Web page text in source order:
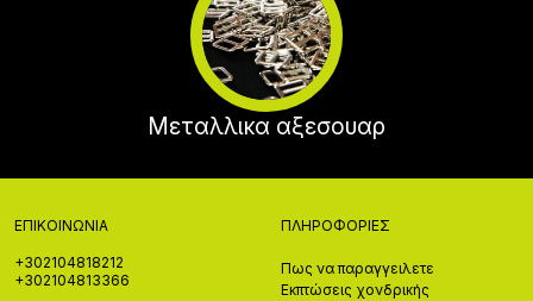
Μεταλλικα αξεσουαρ
ΕΠΙΚΟΙΝΩΝΊΑ
+302104818212
+302104813366
ΠΛΗΡΟΦΟΡΊΕΣ
Πως να παραγγειλετε
Εκπτώσεις χονδρικής